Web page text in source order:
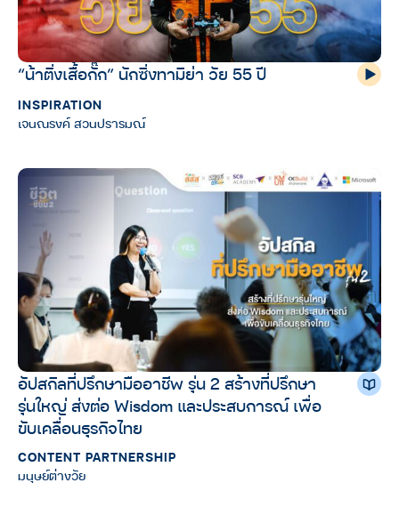
“น้าติ่งเสื้อกั๊ก” นักซิ่งทามิย่า วัย 55 ปี
INSPIRATION
เจนณรงค์ สวนปรารมณ์
อัปสกิลที่ปรึกษามืออาชีพ รุ่น 2 สร้างที่ปรึกษา
รุ่นใหญ่ ส่งต่อ Wisdom และประสบการณ์ เพื่อ
ขับเคลื่อนธุรกิจไทย
CONTENT PARTNERSHIP
มนุษย์ต่างวัย